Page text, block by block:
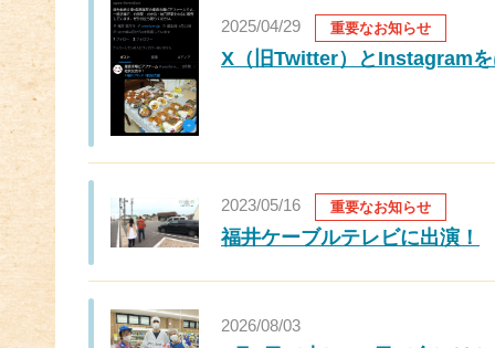
2025/04/29 重要なお知らせ
X（旧Twitter）とInstagram
2023/05/16 重要なお知らせ
福井ケーブルテレビに出演！
2026/08/03